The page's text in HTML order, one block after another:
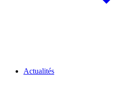
Actualités